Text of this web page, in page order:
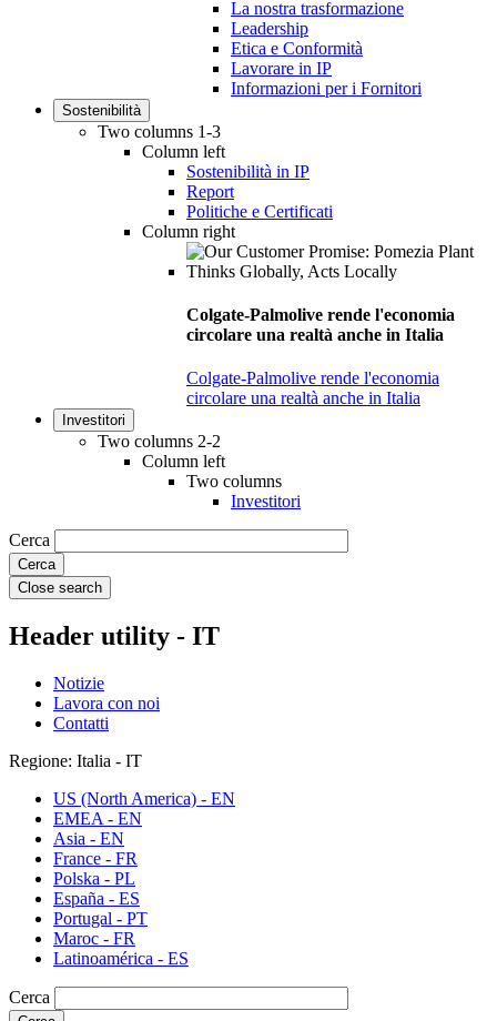
La nostra trasformazione
Leadership
Etica e Conformità
Lavorare in IP
Informazioni per i Fornitori
Sostenibilità
Two columns 1-3
Column left
Sostenibilità in IP
Report
Politiche e Certificati
Column right
Colgate-Palmolive rende l'economia
circolare una realtà anche in Italia
Colgate-Palmolive rende l'economia
circolare una realtà anche in Italia
Investitori
Two columns 2-2
Column left
Two columns
Investitori
Cerca
Close search
Header utility - IT
Notizie
Lavora con noi
Contatti
Regione: Italia - IT
US (North America) - EN
EMEA - EN
Asia - EN
France - FR
Polska - PL
España - ES
Portugal - PT
Maroc - FR
Latinoamérica - ES
Cerca